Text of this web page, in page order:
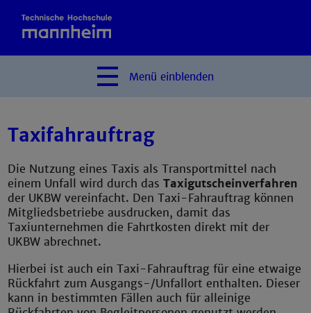
Menü einblenden
Taxifahrauftrag
Die Nutzung eines Taxis als Transportmittel nach
einem Unfall wird durch dasTaxigutscheinverfahren
der UKBW vereinfacht. Den Taxi-Fahrauftrag können
Mitgliedsbetriebe ausdrucken, damit das
Taxiunternehmen die Fahrtkosten direkt mit der
UKBW abrechnet.
Hierbei ist auch ein Taxi-Fahrauftrag für eine etwaige
Rückfahrt zum Ausgangs-/Unfallort enthalten. Dieser
kann in bestimmten Fällen auch für alleinige